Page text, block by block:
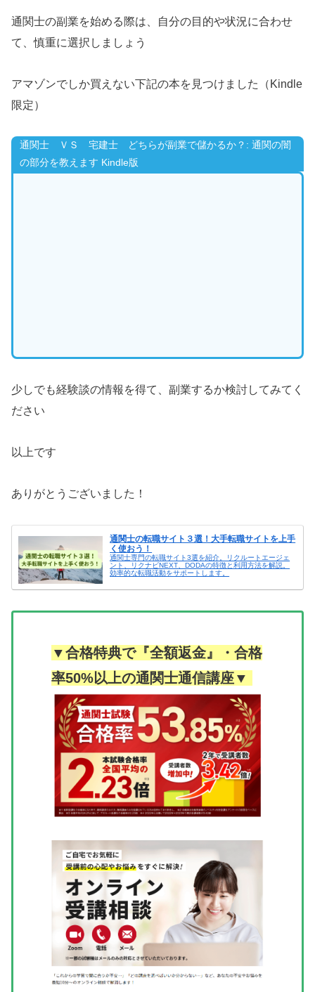
通関士の副業を始める際は、自分の目的や状況に合わせ
て、慎重に選択しましょう
アマゾンでしか買えない下記の本を見つけました（Kindle
限定）
通関士 ＶＳ 宅建士 どちらが副業で儲かるか？: 通関の闇
の部分を教えます Kindle版
少しでも経験談の情報を得て、副業するか検討してみてく
ださい
以上です
ありがとうございました！
通関士の転職サイト３選！大手転職サイトを上手
く使おう！
通関士専門の転職サイト3選を紹介。リクルートエージェ
ント、リクナビNEXT、DODAの特徴と利用方法を解説。
効率的な転職活動をサポートします。
▼合格特典で『全額返金』・合格
率50%以上の通関士通信講座▼